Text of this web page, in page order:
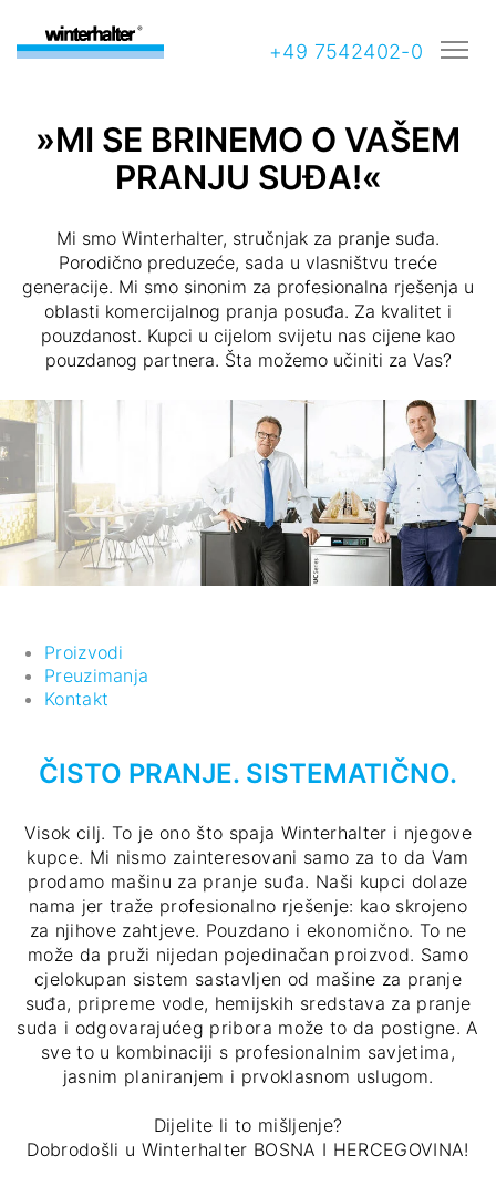
+49 7542402-0
»MI SE BRINEMO O VAŠEM
PRANJU SUĐA!«
Mi smo Winterhalter, stručnjak za pranje suđa.
Porodično preduzeće, sada u vlasništvu treće
generacije. Mi smo sinonim za profesionalna rješenja u
oblasti komercijalnog pranja posuđa. Za kvalitet i
pouzdanost. Kupci u cijelom svijetu nas cijene kao
pouzdanog partnera. Šta možemo učiniti za Vas?
Proizvodi
Preuzimanja
Kontakt
ČISTO PRANJE. SISTEMATIČNO.
Visok cilj. To je ono što spaja Winterhalter i njegove
kupce. Mi nismo zainteresovani samo za to da Vam
prodamo mašinu za pranje suđa. Naši kupci dolaze
nama jer traže profesionalno rješenje: kao skrojeno
za njihove zahtjeve. Pouzdano i ekonomično. To ne
može da pruži nijedan pojedinačan proizvod. Samo
cjelokupan sistem sastavljen od mašine za pranje
suđa, pripreme vode, hemijskih sredstava za pranje
suda i odgovarajućeg pribora može to da postigne. A
sve to u kombinaciji s profesionalnim savjetima,
jasnim planiranjem i prvoklasnom uslugom.
Dijelite li to mišljenje?
Dobrodošli u Winterhalter BOSNA I HERCEGOVINA!